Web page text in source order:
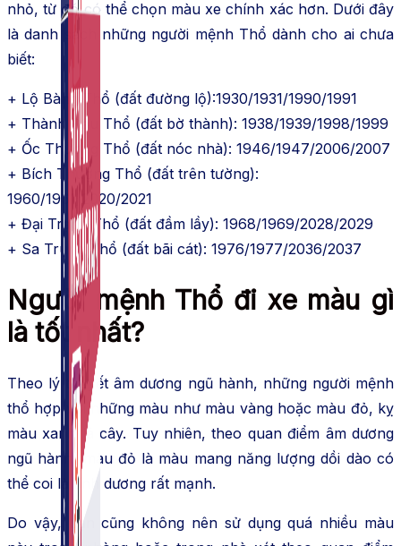
nhỏ, từ đó có thể chọn màu xe chính xác hơn. Dưới đây
là danh sách những người mệnh Thổ dành cho ai chưa
biết:
+ Lộ Bàng Thổ (đất đường lộ):1930/1931/1990/1991
+ Thành Đầu Thổ (đất bờ thành): 1938/1939/1998/1999
+ Ốc Thượng Thổ (đất nóc nhà): 1946/1947/2006/2007
+ Bích Thượng Thổ (đất trên tường):
1960/1961/2020/2021
+ Đại Trạch Thổ (đất đầm lầy): 1968/1969/2028/2029
+ Sa Trung Thổ (đất bãi cát): 1976/1977/2036/2037
Người mệnh Thổ đi xe màu gì
là tốt nhất?
Theo lý thuyết âm dương ngũ hành, những người mệnh
thổ hợp với những màu như màu vàng hoặc màu đỏ, kỵ
màu xanh lá cây. Tuy nhiên, theo quan điểm âm dương
ngũ hành, màu đỏ là màu mang năng lượng dồi dào có
thể coi là tính dương rất mạnh.
Do vậy, bạn cũng không nên sử dụng quá nhiều màu